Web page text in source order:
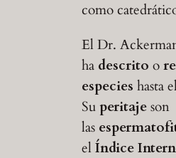
como
El Dr.
ha descrito o
especies hasta
Superitajeson
las
elÍndice